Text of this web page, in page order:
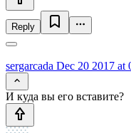
Reply
sergarcada Dec 20 2017 at
И куда вы его вставите?